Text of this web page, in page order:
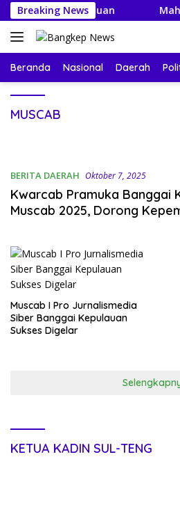
Langsung
ke
konten
Breaking News
Kepulauan
Beranda Nasional Daerah
MUSCAB
BERITA DAERAH Oktober 7, 2025
Kwarcab Pramuka Banggai
Muscab 2025, Dorong
Muscab I Pro Jurnalismedia
Siber Banggai Kepulauan
Sukses Digelar
KETUA KADIN SUL-TENG